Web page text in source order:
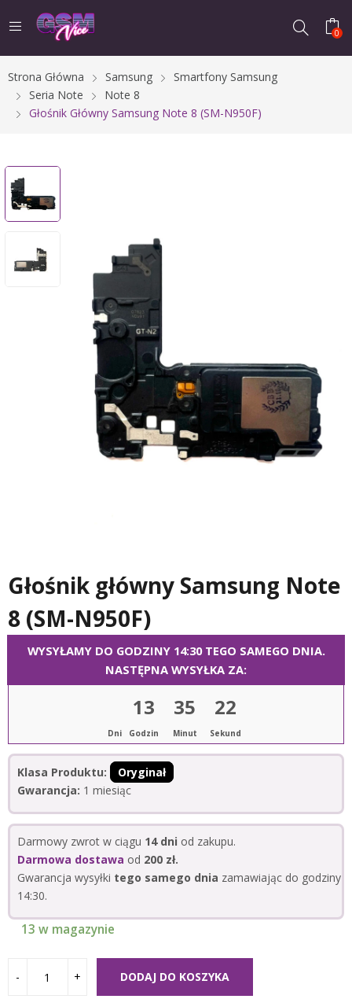
0
Strona Główna Samsung
Smartfony Samsung
Seria Note
Note 8
Głośnik Główny Samsung Note 8 (SM-N950F)
Głośnik główny Samsung Note
8 (SM-N950F)
WYSYŁAMY DO GODZINY 14:30 TEGO SAMEGO DNIA.
NASTĘPNA WYSYŁKA ZA:
Dni
13
Godzin
35
Minut
22
Sekund
Klasa Produktu:
Oryginał
Gwarancja: 1 miesiąc
Darmowy zwrot w ciągu 14 dni od zakupu.
Darmowa dostawa od 200 zł.
Gwarancja wysyłki tego samego dnia zamawiając do godziny
14:30.
13 w magazynie
DODAJ DO KOSZYKA